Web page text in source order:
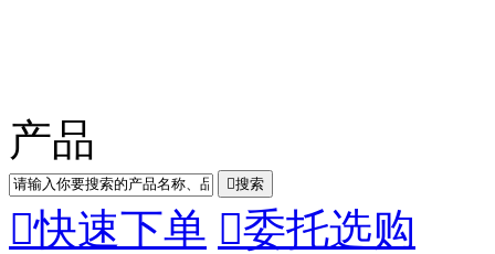
产品
搜索
快速下单 委托选购